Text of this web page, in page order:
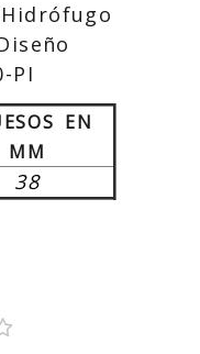
PI
EN
MM
38